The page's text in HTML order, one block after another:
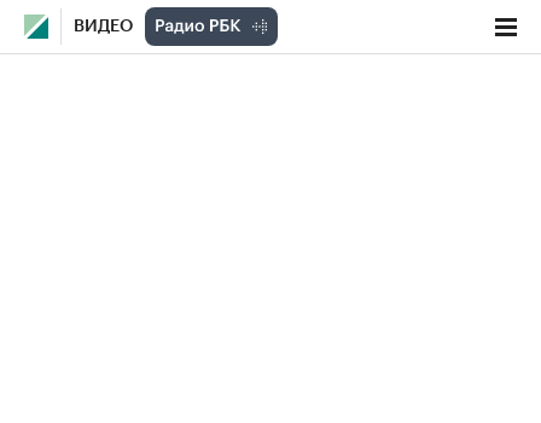
ВИДЕО